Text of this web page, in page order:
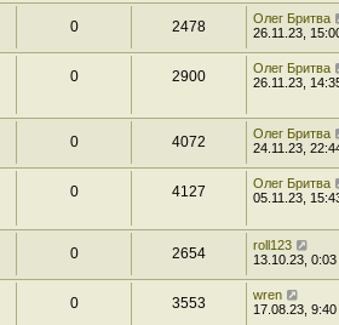
0 2478
Олег Бритва
26.11.23,
0 2900
Олег Бритва
26.11.23,
0 4072
Олег Бритва
24.11.23,
0 4127
Олег Бритва
05.11.23,
0 2654
roll123
13.10.23, 0:03
0 3553
wren
17.08.23, 9:40